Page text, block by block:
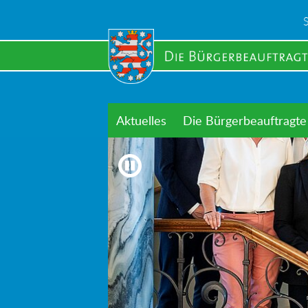
main
Aktuelles Die Bürgerbeauftragte